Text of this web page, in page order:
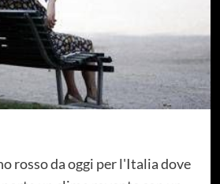
rosso da oggi per l'Italia dove